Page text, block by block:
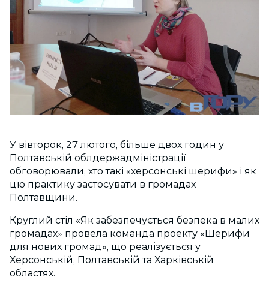
У вівторок, 27 лютого, більше двох годин у
Полтавській облдержадміністрації
обговорювали, хто такі «херсонські шерифи» і як
цю практику застосувати в громадах
Полтавщини.
Круглий стіл «Як забезпечується безпека в малих
громадах» провела команда проекту «Шерифи
для нових громад», що реалізується у
Херсонській, Полтавській та Харківській
областях.